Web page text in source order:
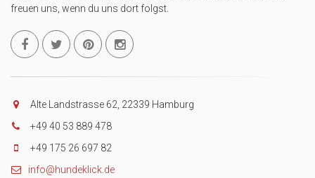
freuen uns, wenn du uns dort folgst.
Alte Landstrasse 62, 22339 Hamburg
+49 40 53 889 478
+49 175 26 697 82
info@hundeklick.de